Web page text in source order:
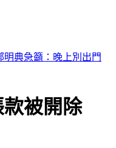
備股」快上車
款被開除